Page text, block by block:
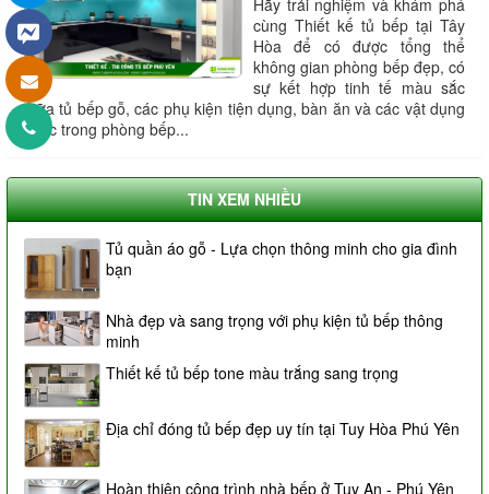
Hãy trải nghiệm và khám phá
cùng Thiết kế tủ bếp tại Tây
Hòa để có được tổng thể
không gian phòng bếp đẹp, có
sự kết hợp tinh tế màu sắc
giữa tủ bếp gỗ, các phụ kiện tiện dụng, bàn ăn và các vật dụng
khác trong phòng bếp...
TIN XEM NHIỀU
Tủ quần áo gỗ - Lựa chọn thông minh cho gia đình
bạn
Nhà đẹp và sang trọng với phụ kiện tủ bếp thông
minh
Thiết kế tủ bếp tone màu trắng sang trọng
Địa chỉ đóng tủ bếp đẹp uy tín tại Tuy Hòa Phú Yên
Hoàn thiện công trình nhà bếp ở Tuy An - Phú Yên